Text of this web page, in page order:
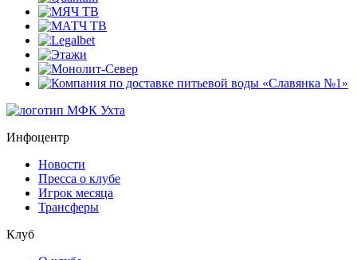
Инфоцентр
Новости
Пресса о клубе
Игрок месяца
Трансферы
Клуб